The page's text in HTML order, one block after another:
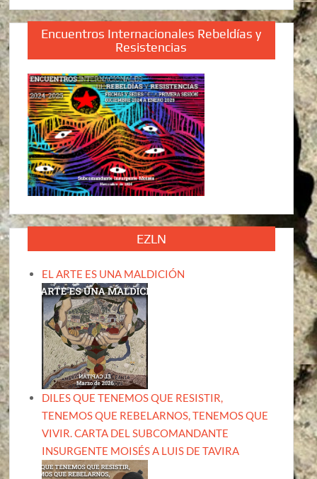
Encuentros Internacionales Rebeldías y
Resistencias
EZLN
EL ARTE ES UNA MALDICIÓN
DILES QUE TENEMOS QUE RESISTIR,
TENEMOS QUE REBELARNOS, TENEMOS QUE
VIVIR. CARTA DEL SUBCOMANDANTE
INSURGENTE MOISÉS A LUIS DE TAVIRA